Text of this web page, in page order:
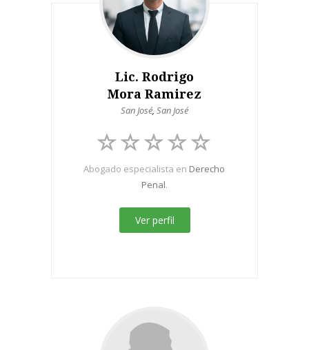
Lic. Rodrigo
Mora Ramirez
San José, San José
Abogado especialista en Derecho
Penal.
Ver perfil